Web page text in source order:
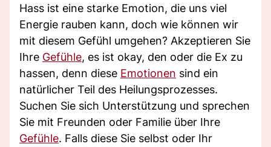
Hass ist eine starke Emotion, die uns viel
Energie rauben kann, doch wie können wir
mit diesem Gefühl umgehen? Akzeptieren Sie
Ihre Gefühle, es ist okay, den oder die Ex zu
hassen, denn diese Emotionen sind ein
natürlicher Teil des Heilungsprozesses.
Suchen Sie sich Unterstützung und sprechen
Sie mit Freunden oder Familie über Ihre
Gefühle. Falls diese Sie selbst oder Ihr